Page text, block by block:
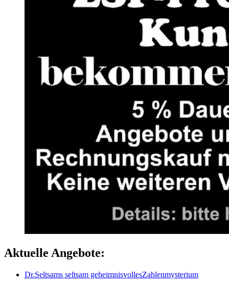
Aktuelle Angebote:
Dr.Seltsams seltsam geheimnisvollesZahlenmysterium